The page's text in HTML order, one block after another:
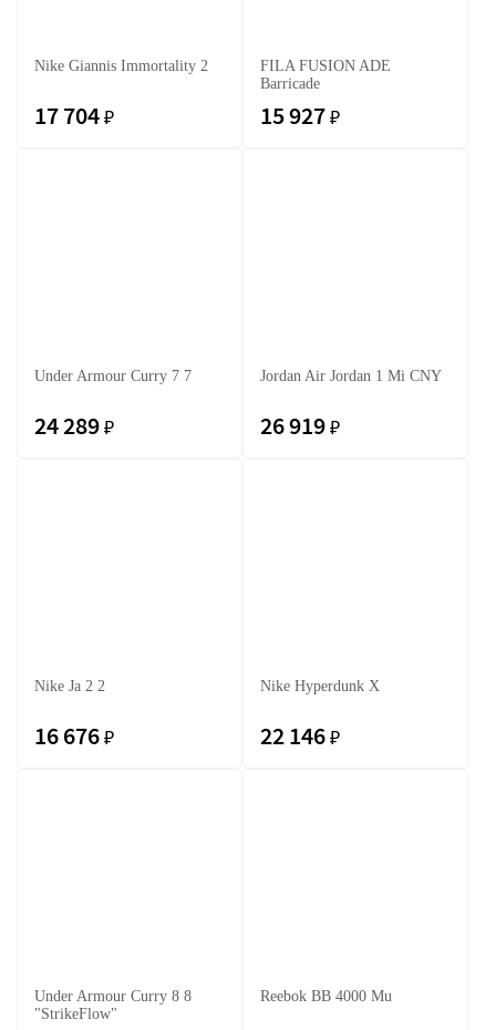
Nike Giannis Immortality 2
17 704 ₽
FILA FUSION ADE
Barricade
15 927 ₽
Under Armour Curry 7 7
24 289 ₽
Jordan Air Jordan 1 Mi CNY
26 919 ₽
Nike Ja 2 2
16 676 ₽
Nike Hyperdunk X
22 146 ₽
Under Armour Curry 8 8
"StrikeFlow"
Reebok BB 4000 Mu